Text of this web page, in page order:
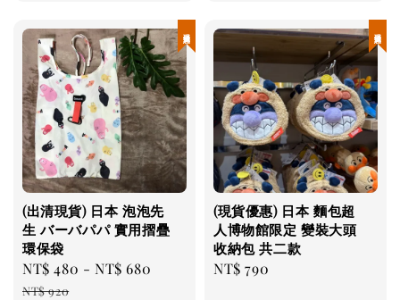
(出清現貨) 日本 泡泡先
生 バーバパパ 實用摺疊
環保袋
Sale
price
NT$ 480 -NT$ 680
NT$ 920
(現貨優惠) 日本 麵包超
人博物館限定 變裝大頭
收納包 共二款
Regular
NT$ 790